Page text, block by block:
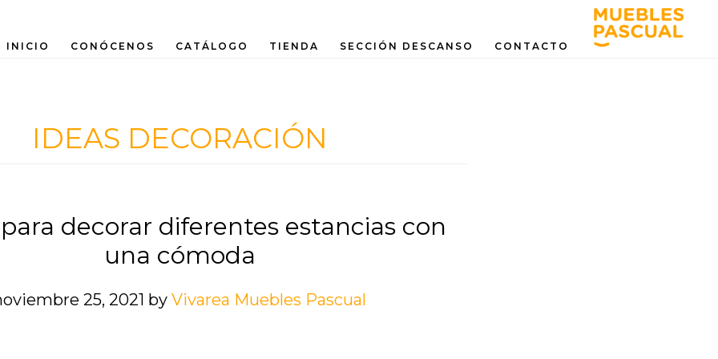
INICIO CONÓCENOS CATÁLOGO TIENDA SECCIÓN DESCANSO CONTACTO
IDEAS DECORACIÓN
decorar diferentes estancias con
una cómoda
25, 2021 by Vivarea Muebles Pascual